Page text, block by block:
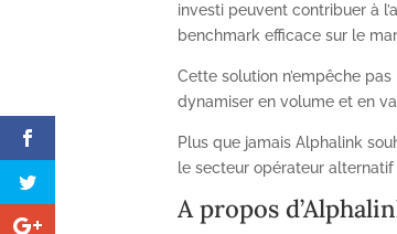
investi peuvent contribuer à
benchmark efficace sur le
Cette solution n’empêche
dynamiser en volume et en
Plus que jamais Alphalink
le secteur opérateur
A propos